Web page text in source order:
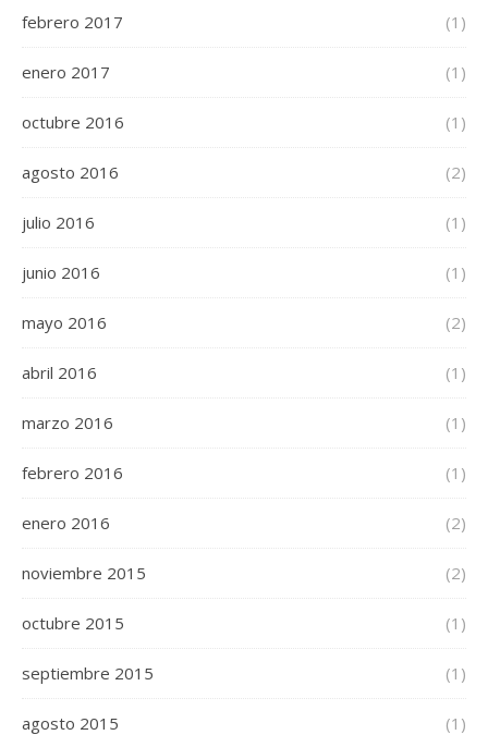
febrero 2017 (1)
enero 2017 (1)
octubre 2016 (1)
agosto 2016 (2)
julio 2016 (1)
junio 2016 (1)
mayo 2016 (2)
abril 2016 (1)
marzo 2016 (1)
febrero 2016 (1)
enero 2016 (2)
noviembre 2015 (2)
octubre 2015 (1)
septiembre 2015 (1)
agosto 2015 (1)